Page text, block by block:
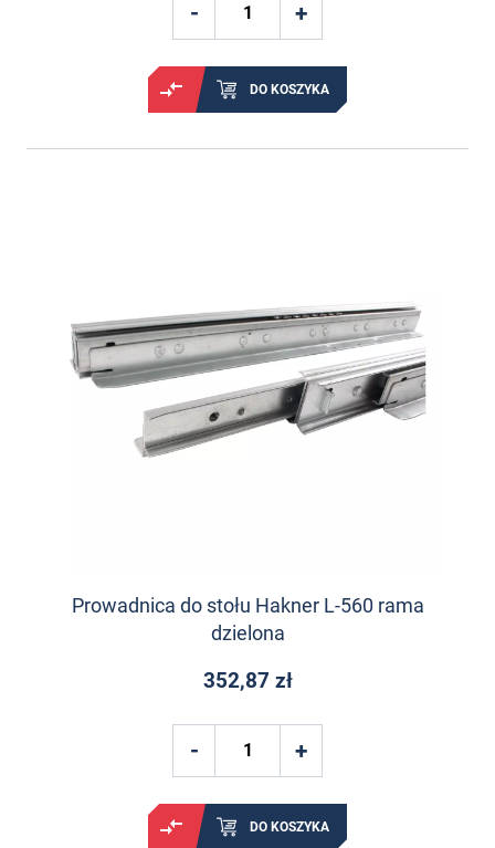
DO KOSZYKA
Prowadnica do stołu Hakner L-560 rama
dzielona
352,87 zł
DO KOSZYKA